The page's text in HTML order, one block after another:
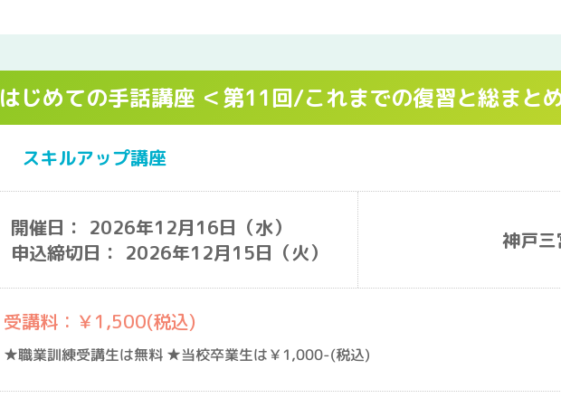
はじめての手話講座 ＜第11回/これまでの復習と総まと
スキルアップ講座
開催日： 2026年12月16日（水）
申込締切日： 2026年12月15日（火）
神戸
受講料：￥1,500(税込)
★職業訓練受講生は無料 ★当校卒業生は￥1,000-(税込)